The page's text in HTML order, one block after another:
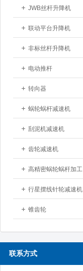
JWB丝杆升降机
联动平台升降机
非标丝杆升降机
电动推杆
转向器
蜗轮蜗杆减速机
刮泥机减速机
齿轮减速机
高精密蜗轮蜗杆加工
行星摆线针轮减速机
锥齿轮
联系方式